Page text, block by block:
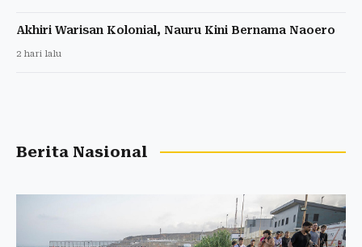
Akhiri Warisan Kolonial, Nauru Kini Bernama Naoero
2 hari lalu
Berita Nasional